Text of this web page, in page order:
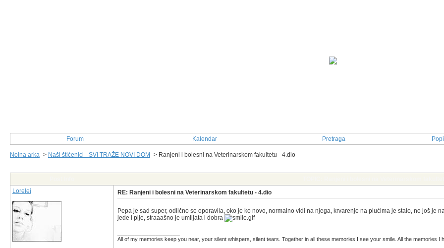
Forum Kalendar Pretraga
Noina arka -> Naši štićenici - SVI TRAŽE NOVI DOM -> Ranjeni i bolesni na Veterinarskom fakultetu - 4.dio
Lorelei
RE: Ranjeni i bolesni na Veterinarskom fakultetu - 4.dio
Pepa je sad super, odlično se oporavila, oko je ko novo, normalno vidi na njega, krvarenje na plućima je stalo, no još je
jede i pije, straaašno je umiljata i dobra
All of my memories keep you near, your silent whispers, silent tears. Together in all these memories I see your smile. All the memories I